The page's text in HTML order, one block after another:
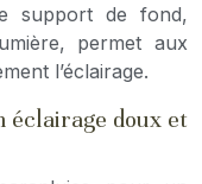
support de fond,
permet aux
l’éclairage.
éclairage doux et